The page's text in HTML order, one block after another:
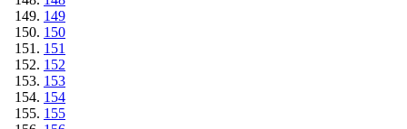
149
150
151
152
153
154
155